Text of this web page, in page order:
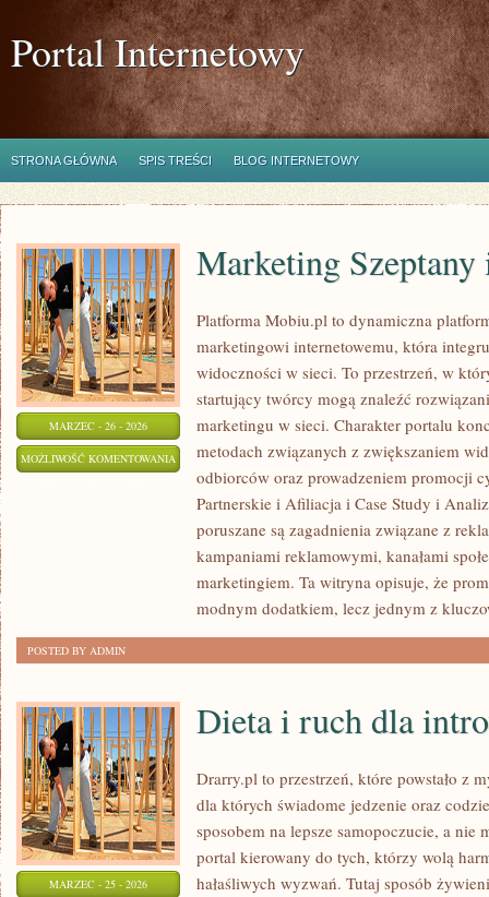
Portal Internetowy
STRONA GŁÓWNA SPIS TREŚCI BLOG INTERNETOWY
MARZEC - 26 - 2026
MOŻLIWOŚĆ KOMENTOWANIA MARKETING
SZEPTANY
OPINIE
ONLINE
Marketing
Platforma Mobiu.pl to dynamiczna
marketingowi internetowemu, która
widoczności w sieci. To przestrzeń, w
startujący twórcy mogą znaleźć
marketingu w sieci. Charakter portalu
metodach związanych z zwiększaniem
odbiorców oraz prowadzeniem promocji
Partnerskie i Afiliacja i Case Study i
poruszane są zagadnienia związane z
kampaniami reklamowymi, kanałami
marketingiem. Ta witryna opisuje, że
modnym dodatkiem, lecz jednym z
POSTED BY ADMIN
MARZEC - 25 - 2026
Dieta i ruch dla
Drarry.pl to przestrzeń, które powstało z
dla których świadome jedzenie oraz
sposobem na lepsze samopoczucie, a nie
portal kierowany do tych, którzy wolą
hałaśliwych wyzwań. Tutaj sposób